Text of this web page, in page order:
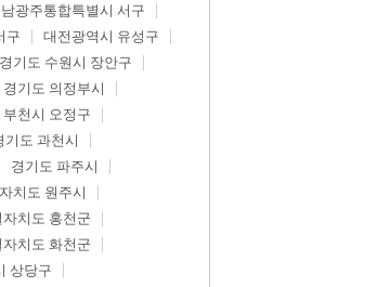
광주통합특별시 서구
구
대전광역시 유성구
경기도 수원시 장안구
경기도 의정부시
부천시 오정구
기도 과천시
경기도 파주시
치도 원주시
치도 홍천군
치도 화천군
상당구